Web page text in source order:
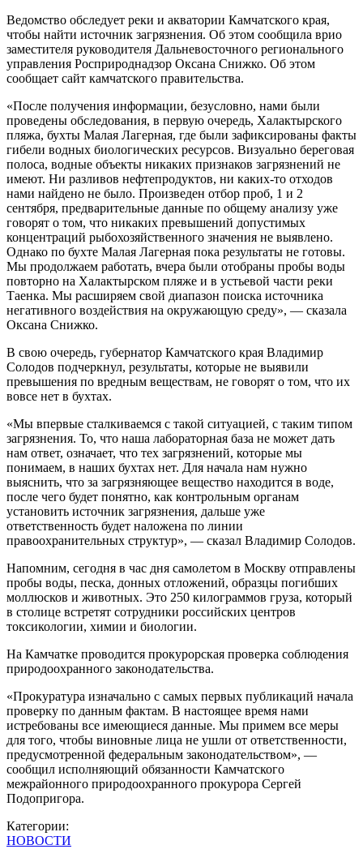
Ведомство обследует реки и акватории Камчатского края,
чтобы найти источник загрязнения. Об этом сообщила врио
заместителя руководителя Дальневосточного регионального
управления Росприроднадзор Оксана Снижко. Об этом
сообщает сайт камчатского правительства.
«После получения информации, безусловно, нами были
проведены обследования, в первую очередь, Халактырского
пляжа, бухты Малая Лагерная, где были зафиксированы факты
гибели водных биологических ресурсов. Визуально береговая
полоса, водные объекты никаких признаков загрязнений не
имеют. Ни разливов нефтепродуктов, ни каких-то отходов
нами найдено не было. Произведен отбор проб, 1 и 2
сентября, предварительные данные по общему анализу уже
говорят о том, что никаких превышений допустимых
концентраций рыбохозяйственного значения не выявлено.
Однако по бухте Малая Лагерная пока результаты не готовы.
Мы продолжаем работать, вчера были отобраны пробы воды
повторно на Халактырском пляже и в устьевой части реки
Таенка. Мы расширяем свой диапазон поиска источника
негативного воздействия на окружающую среду», — сказала
Оксана Снижко.
В свою очередь, губернатор Камчатского края Владимир
Солодов подчеркнул, результаты, которые не выявили
превышения по вредным веществам, не говорят о том, что их
вовсе нет в бухтах.
«Мы впервые сталкиваемся с такой ситуацией, с таким типом
загрязнения. То, что наша лабораторная база не может дать
нам ответ, означает, что тех загрязнений, которые мы
понимаем, в наших бухтах нет. Для начала нам нужно
выяснить, что за загрязняющее вещество находится в воде,
после чего будет понятно, как контрольным органам
установить источник загрязнения, дальше уже
ответственность будет наложена по линии
правоохранительных структур», — сказал Владимир Солодов.
Напомним, сегодня в час дня самолетом в Москву отправлены
пробы воды, песка, донных отложений, образцы погибших
моллюсков и животных. Это 250 килограммов груза, который
в столице встретят сотрудники российских центров
токсикологии, химии и биологии.
На Камчатке проводится прокурорская проверка соблюдения
природоохранного законодательства.
«Прокуратура изначально с самых первых публикаций начала
проверку по данным фактам. В настоящее время нами
истребованы все имеющиеся данные. Мы примем все меры
для того, чтобы виновные лица не ушли от ответственности,
предусмотренной федеральным законодательством», —
сообщил исполняющий обязанности Камчатского
межрайонного природоохранного прокурора Сергей
Подопригора.
Категории:
НОВОСТИ